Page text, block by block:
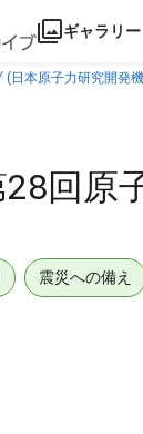
ギャラリー
(日本原子力研究開発
回原
震災への備え